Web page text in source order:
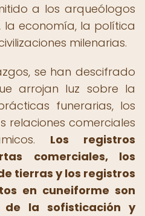
a los arqueólogos
la economía, la política
milenarias.
se han descifrado
arrojan luz sobre la
funerarias, los
relaciones comerciales
Los registros
comerciales, los
tierras y los registros
en cuneiforme son
de la sofisticación y